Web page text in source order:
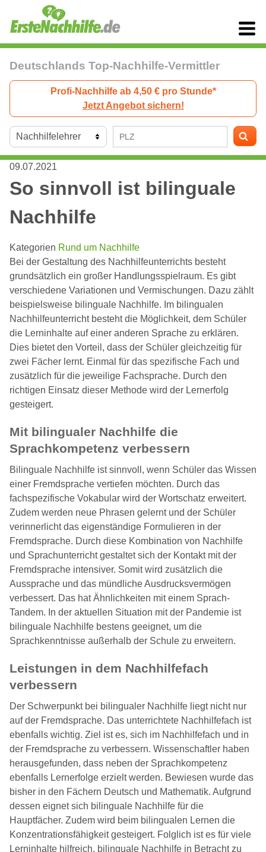
Deutschlands Top-Nachhilfe-Vermittler
Profi-Nachhilfe ab 4,50 € pro Stunde*
Jetzt Angebot sichern!
09.07.2021
So sinnvoll ist bilinguale
Nachhilfe
Kategorien Rund um Nachhilfe
Bei der Gestaltung des Nachhilfeunterrichts besteht
grundsätzlich ein großer Handlungsspielraum. Es gibt
verschiedene Variationen und Vermischungen. Dazu zählt
beispielsweise bilinguale Nachhilfe. Im bilingualen
Nachhilfeunterricht besteht die Möglichkeit, dem Schüler
die Lerninhalte auf einer anderen Sprache zu erklären.
Dies bietet den Vorteil, dass der Schüler gleichzeitig für
zwei Fächer lernt. Einmal für das spezifische Fach und
zusätzlich für die jeweilige Fachsprache. Durch den
richtigen Einsatz dieser Methode wird der Lernerfolg
gesteigert.
Mit bilingualer Nachhilfe die
Sprachkompetenz verbessern
Bilinguale Nachhilfe ist sinnvoll, wenn Schüler das Wissen
einer Fremdsprache vertiefen möchten. Durch das
fachspezifische Vokabular wird der Wortschatz erweitert.
Zudem werden neue Phrasen gelernt und der Schüler
verinnerlicht das eigenständige Formulieren in der
Fremdsprache. Durch diese Kombination von Nachhilfe
und Sprachunterricht gestaltet sich der Kontakt mit der
Fremdsprache intensiver. Somit wird zusätzlich die
Aussprache und das mündliche Ausdrucksvermögen
verbessert. Das hat Ähnlichkeiten mit einem Sprach-
Tandem. In der aktuellen Situation mit der Pandemie ist
bilinguale Nachhilfe bestens geeignet, um die
Sprachkenntnisse außerhalb der Schule zu erweitern.
Leistungen in dem Nachhilfefach
verbessern
Der Schwerpunkt bei bilingualer Nachhilfe liegt nicht nur
auf der Fremdsprache. Das unterrichtete Nachhilfefach ist
ebenfalls wichtig. Ziel ist es, sich im Nachhilfefach und in
der Fremdsprache zu verbessern. Wissenschaftler haben
herausgefunden, dass neben der Sprachkompetenz
ebenfalls Lernerfolge erzielt werden. Bewiesen wurde das
bisher in den Fächern Deutsch und Mathematik. Aufgrund
dessen eignet sich bilinguale Nachhilfe für die
Hauptfächer. Zudem wird beim bilingualen Lernen die
Konzentrationsfähigkeit gesteigert. Folglich ist es für viele
Lerninhalte hilfreich, bilinguale Nachhilfe in Betracht zu